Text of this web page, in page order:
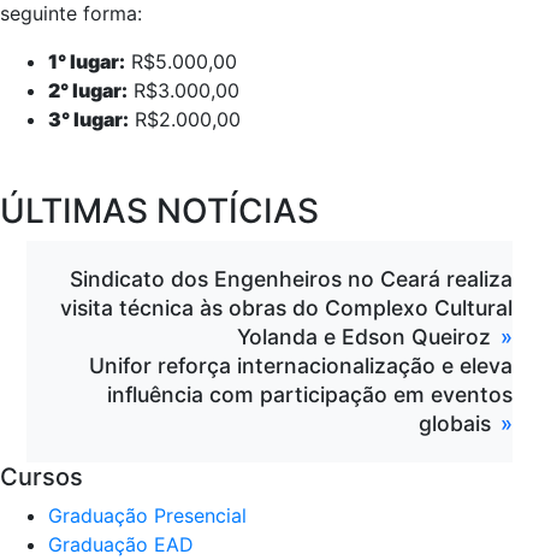
seguinte forma:
1° lugar: R$5.000,00
2° lugar: R$3.000,00
3° lugar: R$2.000,00
ÚLTIMAS NOTÍCIAS
Sindicato dos Engenheiros no Ceará realiza
visita técnica às obras do Complexo Cultural
Yolanda e Edson Queiroz
Unifor reforça internacionalização e eleva
influência com participação em eventos
globais
Cursos
Graduação Presencial
Graduação EAD